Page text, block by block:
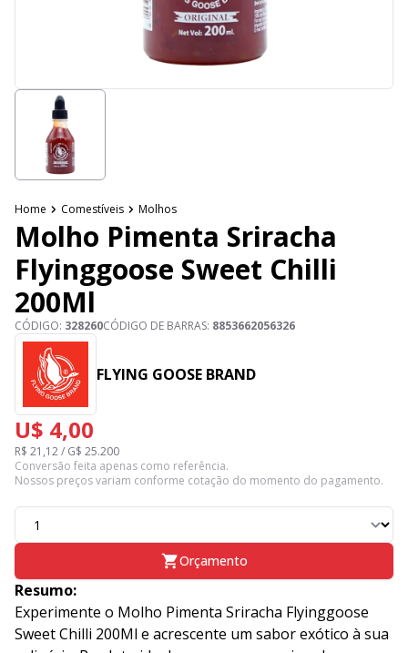
Home Comestíveis Molhos
Molho Pimenta Sriracha
Flyinggoose Sweet Chilli
200Ml
CÓDIGO: 328260CÓDIGO DE BARRAS: 8853662056326
FLYING GOOSE BRAND
U$ 4,00
R$ 21,12 / G$ 25.200
Conversão feita apenas como referência.
Nossos preços variam conforme cotação do momento do pagamento.
Orçamento
Resumo:
Experimente o Molho Pimenta Sriracha Flyinggoose
Sweet Chilli 200Ml e acrescente um sabor exótico à sua